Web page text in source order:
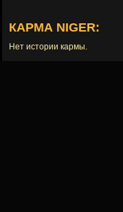
КАРМА NIGER:
Нет истории кармы.